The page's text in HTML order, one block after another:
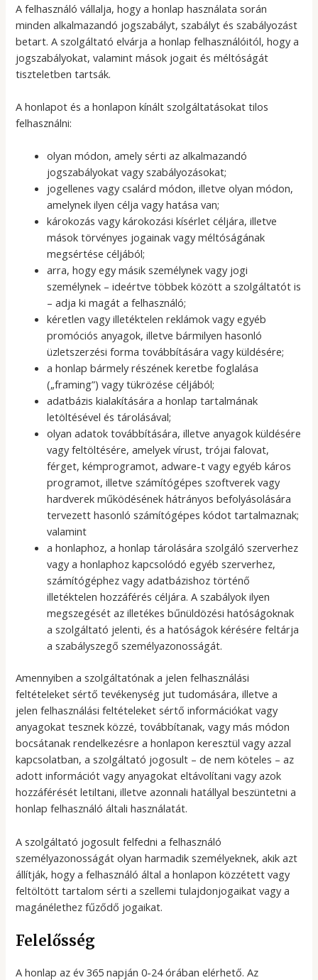
A felhasználó vállalja, hogy a honlap használata során
minden alkalmazandó jogszabályt, szabályt és szabályozást
betart. A szolgáltató elvárja a honlap felhasználóitól, hogy a
jogszabályokat, valamint mások jogait és méltóságát
tiszteletben tartsák.
A honlapot és a honlapon kínált szolgáltatásokat tilos
felhasználni:
olyan módon, amely sérti az alkalmazandó
jogszabályokat vagy szabályozásokat;
jogellenes vagy csalárd módon, illetve olyan módon,
amelynek ilyen célja vagy hatása van;
károkozás vagy károkozási kísérlet céljára, illetve
mások törvényes jogainak vagy méltóságának
megsértése céljából;
arra, hogy egy másik személynek vagy jogi
személynek – ideértve többek között a szolgáltatót is
– adja ki magát a felhasználó;
kéretlen vagy illetéktelen reklámok vagy egyéb
promóciós anyagok, illetve bármilyen hasonló
üzletszerzési forma továbbítására vagy küldésére;
a honlap bármely részének keretbe foglalása
(„framing”) vagy tükrözése céljából;
adatbázis kialakítására a honlap tartalmának
letöltésével és tárolásával;
olyan adatok továbbítására, illetve anyagok küldésére
vagy feltöltésére, amelyek vírust, trójai falovat,
férget, kémprogramot, adware-t vagy egyéb káros
programot, illetve számítógépes szoftverek vagy
hardverek működésének hátrányos befolyásolására
tervezett hasonló számítógépes kódot tartalmaznak;
valamint
a honlaphoz, a honlap tárolására szolgáló szerverhez
vagy a honlaphoz kapcsolódó egyéb szerverhez,
számítógéphez vagy adatbázishoz történő
illetéktelen hozzáférés céljára. A szabályok ilyen
megszegését az illetékes bűnüldözési hatóságoknak
a szolgáltató jelenti, és a hatóságok kérésére feltárja
a szabályszegő személyazonosságát.
Amennyiben a szolgáltatónak a jelen felhasználási
feltételeket sértő tevékenység jut tudomására, illetve a
jelen felhasználási feltételeket sértő információkat vagy
anyagokat tesznek közzé, továbbítanak, vagy más módon
bocsátanak rendelkezésre a honlapon keresztül vagy azzal
kapcsolatban, a szolgáltató jogosult – de nem köteles – az
adott információt vagy anyagokat eltávolítani vagy azok
hozzáférését letiltani, illetve azonnali hatállyal beszüntetni a
honlap felhasználó általi használatát.
A szolgáltató jogosult felfedni a felhasználó
személyazonosságát olyan harmadik személyeknek, akik azt
állítják, hogy a felhasználó által a honlapon közzétett vagy
feltöltött tartalom sérti a szellemi tulajdonjogaikat vagy a
magánélethez fűződő jogaikat.
Felelősség
A honlap az év 365 napján 0-24 órában elérhető. Az